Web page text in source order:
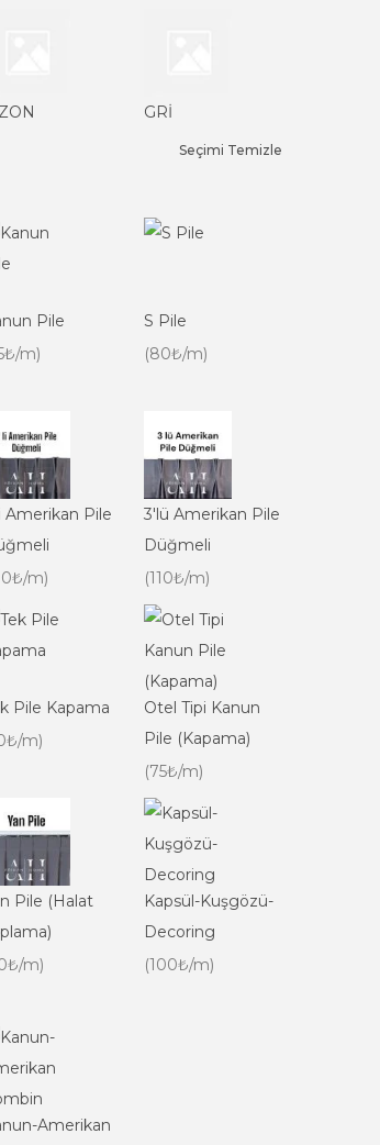
GRİ
Seçimi Temizle
Pile
m)
S Pile
(80₺/m)
Amerikan Pile
m)
3'lü Amerikan Pile
Düğmeli
(110₺/m)
Pile Kapama
m)
Otel Tipi Kanun
Pile (Kapama)
(75₺/m)
Pile (Halat
m)
Kapsül-Kuşgözü-
Decoring
(100₺/m)
Amerikan